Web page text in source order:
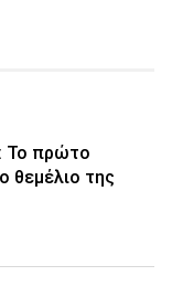
Το πρώτο
θεμέλιο της